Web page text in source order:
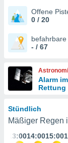
basiert,
zu
Ihnen
zur
FORTFAHREN
Offene
0 / 20
- / 67
Alarm
Rettung
Stündlich
Mäßiger Regen
13:0014:0015:00